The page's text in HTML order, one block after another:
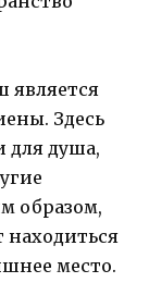
Здесь
для душа,
образом,
находиться
место.